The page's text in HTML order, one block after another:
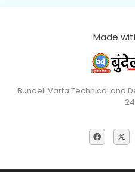
Made
Bundeli Varta Technical and